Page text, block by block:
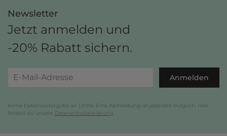
Newsletter
Jetzt anmelden und
-20% Rabatt sichern.
Anmelden
Keine Datenweitergabe an Dritte. Eine Abmeldung ist jederzeit möglich. Hier
findest du unsere Datenschutzerklärung